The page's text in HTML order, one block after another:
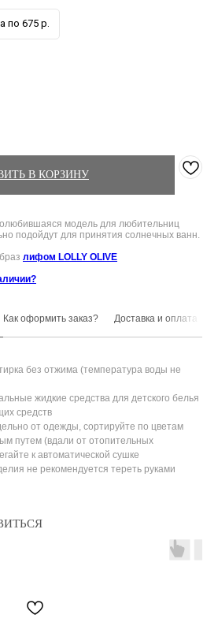
по 675 р.
В КОРЗИНУ
модель для любительниц
подойдут для принятия солнечных ванн.
лифом LOLLY OLIVE
Как оформить заказ? Доставка и оплата
без отжима (температура воды не
жидкие средства для детского белья
средств
от одежды, сортируйте по цветам
путем (вдали от отопительных
к автоматической сушке
не рекомендуется тереть руками